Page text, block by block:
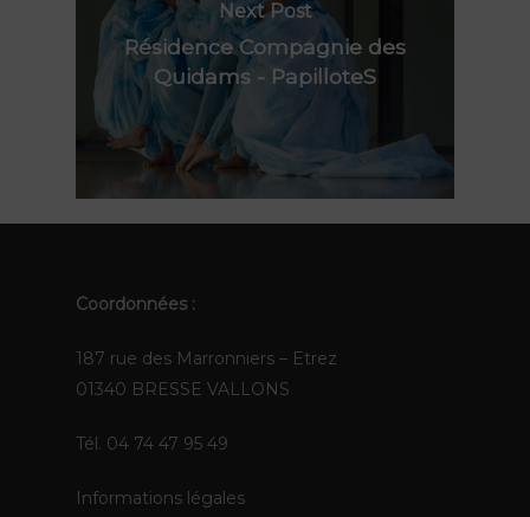
Next Post
Résidence Compagnie des
Quidams - PapilloteS
Coordonnées :
187 rue des Marronniers – Etrez
01340 BRESSE VALLONS
Tél. 04 74 47 95 49
Informations légales
Polynie
Contact
FR
EN